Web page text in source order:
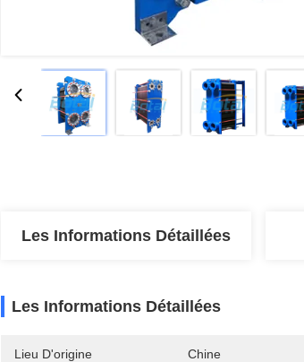
Les Informations Détaillées
Les Informations Détaillées
Lieu D'origine Chine